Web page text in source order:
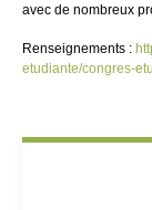
avec de nombreux
Renseignements :
etudiante/congres-